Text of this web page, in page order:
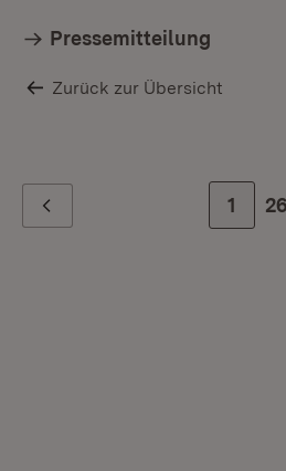
Pressemitteilung
Zurück zur Übersicht
Zur
1 26